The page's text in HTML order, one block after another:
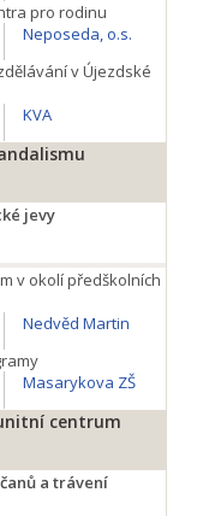
pro rodinu
Neposeda, o.s.
v Újezdské
KVA
jevy
v okolí předškolních
Nedvěd Martin
Masarykova ZŠ
centrum
a trávení